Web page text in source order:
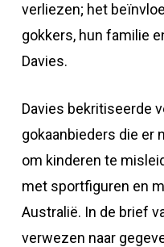
verliezen; het
gokkers, hun familie
Davies.
Davies bekritiseerde
gokaanbieders die er
om kinderen te
met sportfiguren en
Australië. In de brief
verwezen naar